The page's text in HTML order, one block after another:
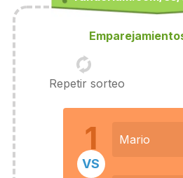
Repetir sorteo
1 Mario
VS